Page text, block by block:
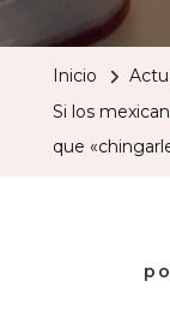
Inicio
Si los
que